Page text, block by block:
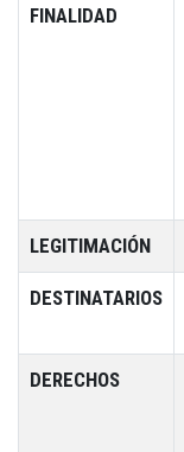
FINALIDAD
LEGITIMACIÓN
DESTINATARIOS
DERECHOS